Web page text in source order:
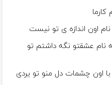
اون اندازه ی تو نیست
نام عشقتو نگه داشتم تو
با اون چشمات دل منو تو یردی